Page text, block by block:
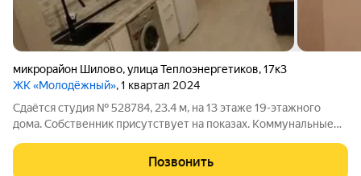
микрорайон Шилово,улица Теплоэнергетиков,17к3
ЖК «Молодёжный», 1 квартал 2024
Сдаётся студия № 528784, 23.4 м, на 13 этаже 19-этажного
дома. Собственник присутствует на показах. Коммунальные
отдельно. По условиям проживания: можно с детьми, можно с
питомцами. Срок
Позвонить